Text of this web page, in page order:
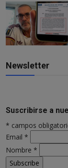
Newsletter
Suscribirse a
* campos
Email *
Nombre *